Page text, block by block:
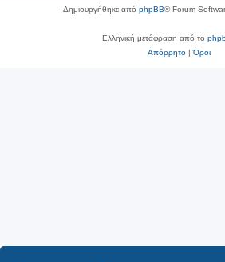
Δημιουργήθηκε από phpBB® Forum
Ελληνική μετάφραση από το
Απόρρητο|Όροι